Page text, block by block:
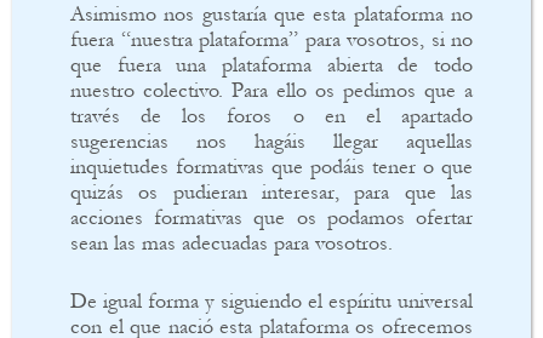
Asimismo nos gustaría que esta plataforma no
fuera “nuestra plataforma” para vosotros, si no
que fuera una plataforma abierta de todo
nuestro colectivo. Para ello os pedimos que a
través de los foros o en el apartado
sugerencias nos hagáis llegar aquellas
inquietudes formativas que podáis tener o que
quizás os pudieran interesar, para que las
acciones formativas que os podamos ofertar
sean las mas adecuadas para vosotros.
De igual forma y siguiendo el espíritu universal
con el que nació esta plataforma os ofrecemos